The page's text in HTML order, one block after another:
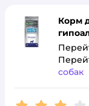
Корм
собак
Рейтинг:3